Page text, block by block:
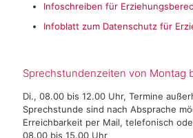
Infoschreiben für
Infoblatt zum Datenschutz für
Sprechstundenzeiten von Montag
Di., 08.00 bis 12.00 Uhr, Termine
Sprechstunde sind nach Absprache
Erreichbarkeit per Mail, telefonisch
08.00 bis 15.00 Uhr